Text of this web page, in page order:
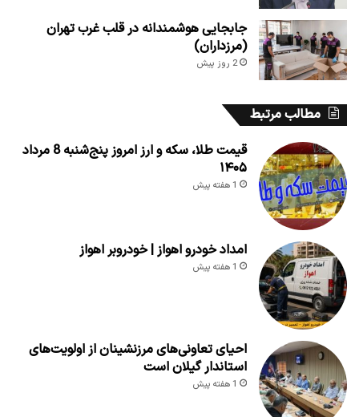
جابجایی هوشمندانه در قلب غرب تهران
(مرزداران)
2 روز پیش
مطالب مرتبط
قیمت طلا، سکه و ارز امروز پنج‌شنبه 8 مرداد
۱۴۰۵
1 هفته پیش
امداد خودرو اهواز | خودروبر اهواز
1 هفته پیش
احیای تعاونی‌های مرزنشینان از اولویت‌های
استاندار گیلان است
1 هفته پیش